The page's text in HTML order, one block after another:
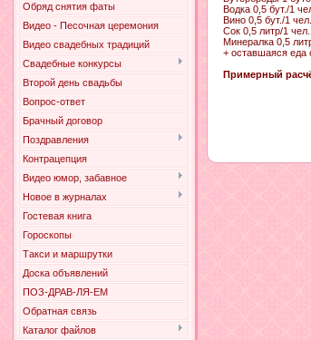
Обряд снятия фаты
Видео - Песочная церемония
Видео свадебных традиций
Свадебные конкурсы
Второй день свадьбы
Вопрос-ответ
Брачный договор
Поздравления
Контрацепция
Видео юмор, забавное
Новое в журналах
Гостевая книга
Гороскопы
Такси и маршрутки
Доска объявлений
ПОЗ-ДРАВ-ЛЯ-ЕМ
Обратная связь
Каталог файлов
Водка 0,5 бут./1
Вино 0,5 бут./1
Сок 0,5 литр/1 чел.
Минералка 0,5
+ оставшаяся еда
Примерный